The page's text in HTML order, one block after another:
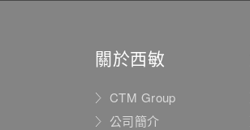
關於西敏
CTM Group
公司簡介